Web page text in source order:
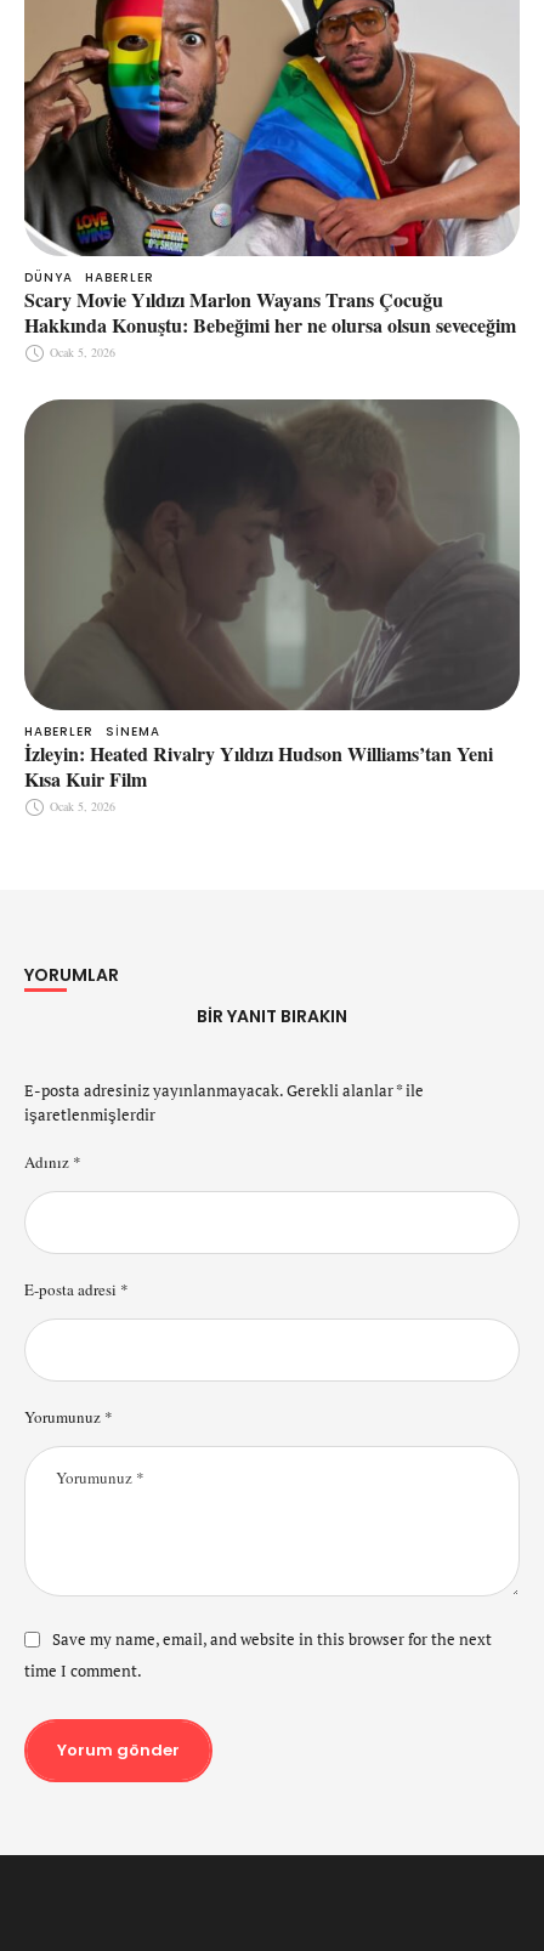
DÜNYA HABERLER
Scary Movie Yıldızı Marlon Wayans Trans Çocuğu
Hakkında Konuştu: Bebeğimi her ne olursa olsun seveceğim
Ocak 5, 2026
HABERLER SINEMA
İzleyin: Heated Rivalry Yıldızı Hudson Williams’tan Yeni
Kısa Kuir Film
Ocak 5, 2026
YORUMLAR
BIR YANIT BIRAKIN
E-posta adresiniz yayınlanmayacak.Gerekli alanlar*ile
işaretlenmişlerdir
Yorumunuz *
Adınız *
E-posta adresi *
Save my name, email, and website in this browser for the next
time I comment.
Yorum gönder